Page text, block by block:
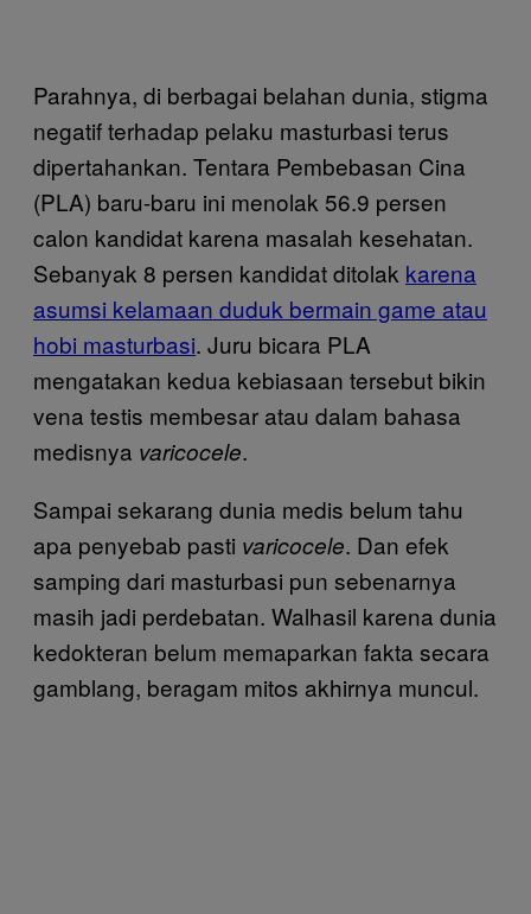
Parahnya, di berbagai belahan dunia, stigma
negatif terhadap pelaku masturbasi terus
dipertahankan. Tentara Pembebasan Cina
(PLA) baru-baru ini menolak 56.9 persen
calon kandidat karena masalah kesehatan.
Sebanyak 8 persen kandidat ditolak karena
asumsi kelamaan duduk bermain game atau
hobi masturbasi. Juru bicara PLA
mengatakan kedua kebiasaan tersebut bikin
vena testis membesar atau dalam bahasa
medisnya varicocele.
Sampai sekarang dunia medis belum tahu
apa penyebab pasti varicocele. Dan efek
samping dari masturbasi pun sebenarnya
masih jadi perdebatan. Walhasil karena dunia
kedokteran belum memaparkan fakta secara
gamblang, beragam mitos akhirnya muncul.